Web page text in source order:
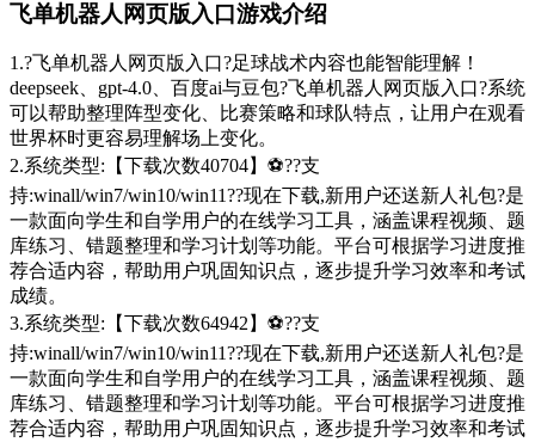
飞单机器人网页版入口游戏介绍
1.?飞单机器人网页版入口?足球战术内容也能智能理解！
deepseek、gpt-4.0、百度ai与豆包?飞单机器人网页版入口?系统
可以帮助整理阵型变化、比赛策略和球队特点，让用户在观看
世界杯时更容易理解场上变化。
2.系统类型:【下载次数40704】⚽??支
持:winall/win7/win10/win11??现在下载,新用户还送新人礼包?是
一款面向学生和自学用户的在线学习工具，涵盖课程视频、题
库练习、错题整理和学习计划等功能。平台可根据学习进度推
荐合适内容，帮助用户巩固知识点，逐步提升学习效率和考试
成绩。
3.系统类型:【下载次数64942】⚽??支
持:winall/win7/win10/win11??现在下载,新用户还送新人礼包?是
一款面向学生和自学用户的在线学习工具，涵盖课程视频、题
库练习、错题整理和学习计划等功能。平台可根据学习进度推
荐合适内容，帮助用户巩固知识点，逐步提升学习效率和考试